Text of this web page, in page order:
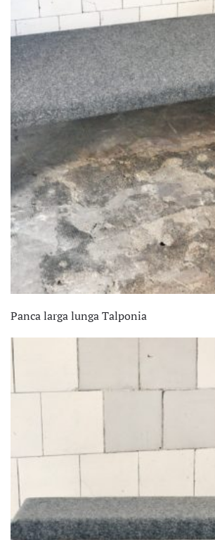
Panca larga lunga Talponia